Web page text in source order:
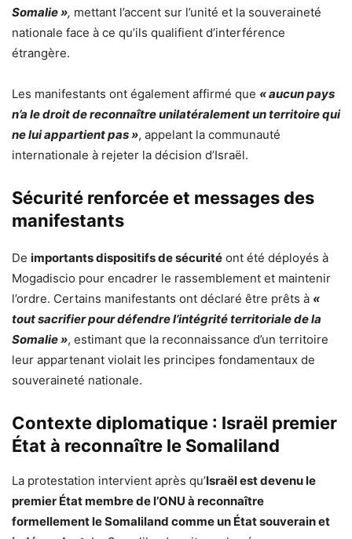
Somalie », mettant l’accent sur l’unité et la souveraineté
nationale face à ce qu’ils qualifient d’interférence
étrangère.
Les manifestants ont également affirmé que « aucun pays
n’a le droit de reconnaître unilatéralement un territoire qui
ne lui appartient pas », appelant la communauté
internationale à rejeter la décision d’Israël.
Sécurité renforcée et messages des
manifestants
De importants dispositifs de sécurité ont été déployés à
Mogadiscio pour encadrer le rassemblement et maintenir
l’ordre. Certains manifestants ont déclaré être prêts à «
tout sacrifier pour défendre l’intégrité territoriale de la
Somalie », estimant que la reconnaissance d’un territoire
leur appartenant violait les principes fondamentaux de
souveraineté nationale.
Contexte diplomatique : Israël premier
État à reconnaître le Somaliland
La protestation intervient après qu’Israël est devenu le
premier État membre de l’ONU à reconnaître
formellement le Somaliland comme un État souverain et